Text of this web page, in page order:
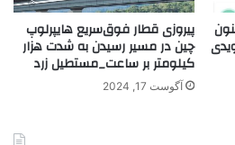
پیروزی قطار فوق‌سریع هایپرلوپ
چین در مسیر رسیدن به شدت هزار
کیلومتر بر ساعت_مستطیل زرد
آگوست 17, 2024